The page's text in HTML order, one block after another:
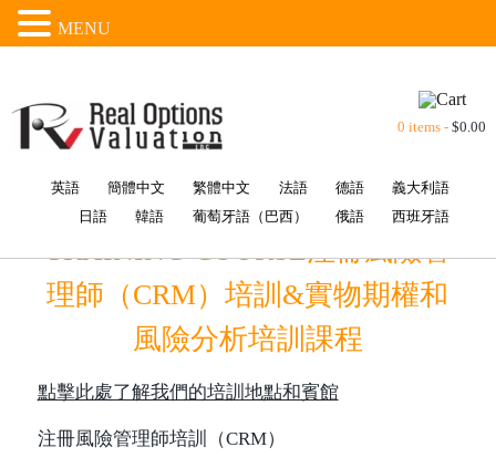
0 items -$0.00
英語 簡體中文 繁體中文 法語 德語
義大利語
日語
韓語 葡萄牙語（巴西） 俄語 西班牙語
TRAINING COURSE注冊風險管
理師（CRM）培訓&實物期權和
風險分析培訓課程
點擊此處了解我們的培訓地點和賓館
注冊風險管理師培訓（CRM）
MENU